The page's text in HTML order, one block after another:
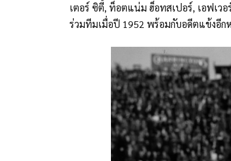
เตอร์ ซิตี้, ท็อตแน่ม ฮ็อทสเปอร์, เอฟเว
ร่วมทีมเมื่อปี 1952 พร้อมกับอดีตแข้งอีก